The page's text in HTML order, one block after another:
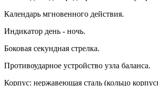
Календарь мгновенного действия.
Индикатор день - ночь.
Боковая секундная стрелка.
Противоударное устройство узла баланса.
Корпус: нержавеющая сталь (кольцо